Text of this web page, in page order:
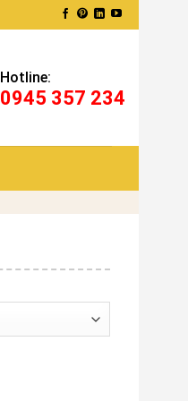
Hotline:
0945 357 234